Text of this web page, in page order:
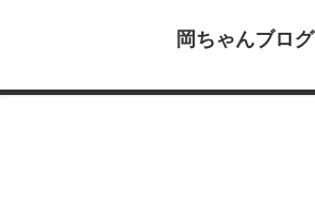
岡ちゃんブログ